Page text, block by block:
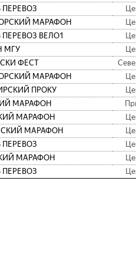
МАРАФОН
ВЕЛО1
МГУ
ФЕСТ
МАРАФОН
ПРОКУ
МАРАФОН
МАРАФОН
МАРАФОН
МАРАФОН